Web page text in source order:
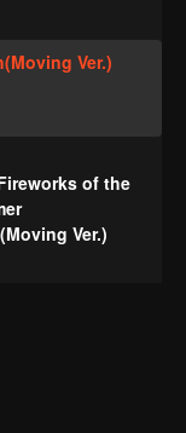
Ver.)
of the
Ver.)
Ver.)